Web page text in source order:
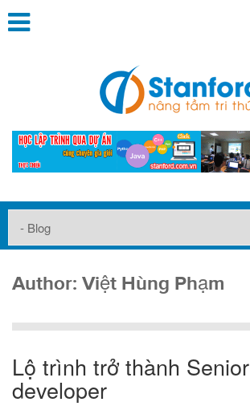
Author: Việt Hùng Phạm
Lộ trình trở thành Senior
developer